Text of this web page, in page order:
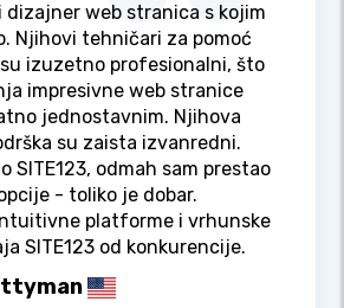
dizajner web stranica s kojim
Njihovi tehničari za pomoć
izuzetno profesionalni, što
impresivne web stranice
jednostavnim. Njihova
su zaista izvanredni.
SITE123, odmah sam prestao
- toliko je dobar.
platforme i vrhunske
SITE123 od konkurencije.